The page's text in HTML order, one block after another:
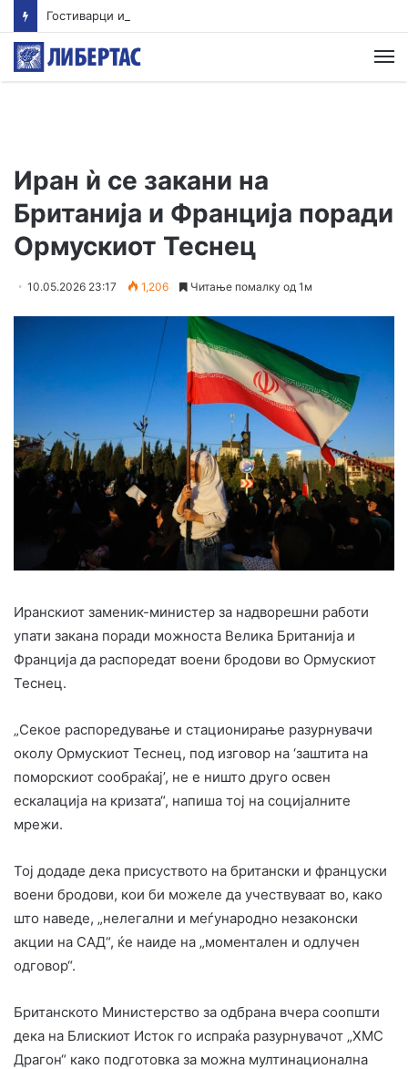
Гостиварци и натаму без пивка вода
Иран ѝ се закани на
Британија и Франција поради
Ормускиот Теснец
10.05.2026 23:17 1,206 Читање помалку од 1м
Иранскиот заменик-министер за надворешни работи
упати закана поради можноста Велика Британија и
Франција да распоредат воени бродови во Ормускиот
Теснец.
„Секое распоредување и стационирање разурнувачи
околу Ормускиот Теснец, под изговор на ‘заштита на
поморскиот сообраќај’, не е ништо друго освен
ескалација на кризата“, напиша тој на социјалните
мрежи.
Тој додаде дека присуството на британски и француски
воени бродови, кои би можеле да учествуваат во, како
што наведе, „нелегални и меѓународно незаконски
акции на САД“, ќе наиде на „моментален и одлучен
одговор“.
Британското Министерство за одбрана вчера соопшти
дека на Блискиот Исток го испраќа разурнувачот „ХМС
Драгон“ како подготовка за можна мултинационална